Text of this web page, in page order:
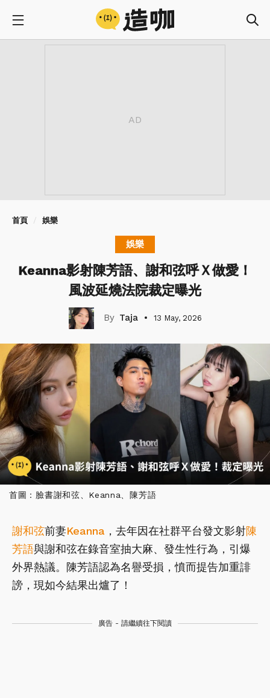
首頁 娛樂
娛樂
Keanna影射陳芳語、謝和弦呼Ｘ做愛！
風波延燒法院裁定曝光
Taja 13 May, 2026
首圖：臉書謝和弦、Keanna、陳芳語
謝和弦前妻Keanna ，去年因在社群平台發文影射陳
芳語與謝和弦在錄音室抽大麻、發生性行為，引爆
外界熱議。陳芳語認為名譽受損，憤而提告加重誹
謗，現如今結果出爐了！
廣告 - 請繼續往下閱讀